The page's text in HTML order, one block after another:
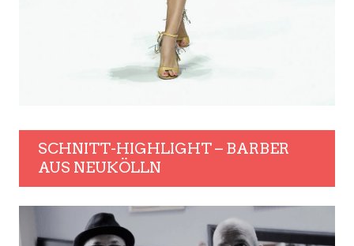
SCHNITT-HIGHLIGHT – BARBER
AUS NEUKÖLLN